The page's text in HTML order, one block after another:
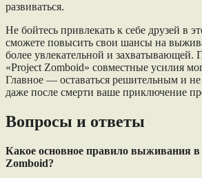
развиваться.
Не бойтесь привлекать к себе друзей в
сможете повысить свои шансы на
более увлекательной и захватывающей.
«Project Zomboid» совместные усилия
Главное — оставаться решительным и не
даже после смерти ваше приключение
Вопросы и ответы
Какое основное правило выживания в
Zomboid?